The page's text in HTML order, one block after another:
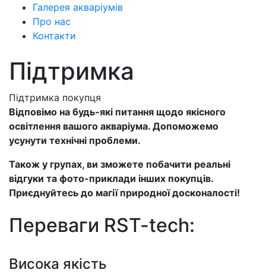
Галерея акваріумів
Про нас
Контакти
Підтримка
Підтримка покупця
Відповімо на будь-які питання щодо якісного
освітлення вашого акваріума. Допоможемо
усунути технічні проблеми.
Також у групах, ви зможете побачити реальні
відгуки та фото-приклади інших покупців.
Приєднуйтесь до магії природної досконалості!
Переваги RST-tech:
Висока якість